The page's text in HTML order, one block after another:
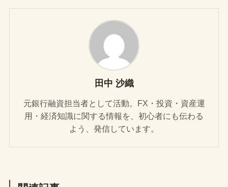
田中 沙織
元銀行融資担当者として活動。FX・投資・資産運
用・経済知識に関する情報を、初心者にも伝わる
よう、発信しています。